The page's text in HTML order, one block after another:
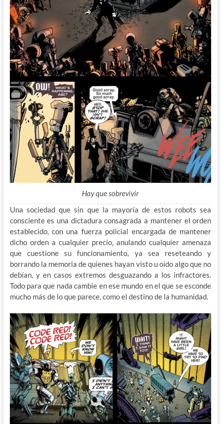
Hay que sobrevivir
Una sociedad que sin que la mayoría de estos robots sea
consciente es una dictadura consagrada a mantener el orden
establecido, con una fuerza policial encargada de mantener
dicho orden a cualquier precio, anulando cualquier amenaza
que cuestione su funcionamiento, ya sea reseteando y
borrando la memoria de quienes hayan visto u oído algo que no
debían, y en casos extremos desguazando a los infractores.
Todo para que nada cambie en ese mundo en el que se esconde
mucho más de lo que parece, como el destino de la humanidad.